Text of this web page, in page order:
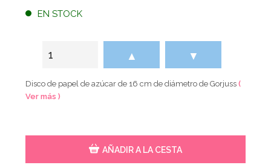
EN STOCK
▲ ▼
Disco de papel de azúcar de 16 cm de diámetro de Gorjuss(
Ver más )
AÑADIR A LA CESTA